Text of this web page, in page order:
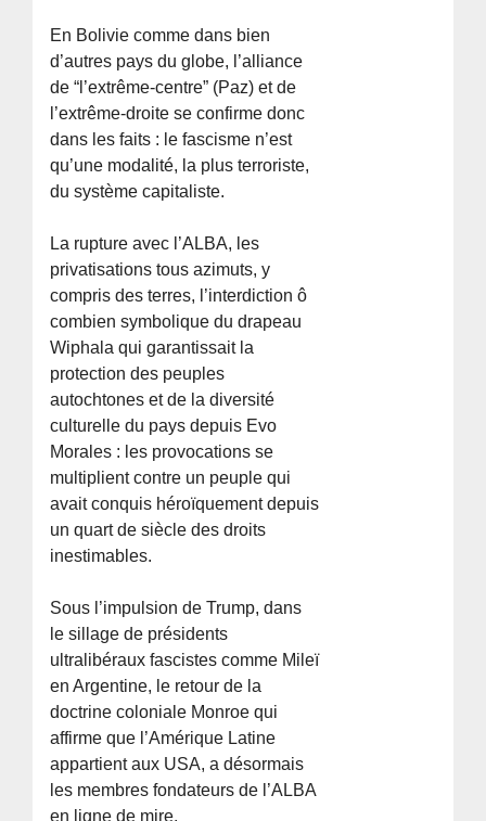
En Bolivie comme dans bien
d’autres pays du globe, l’alliance
de “l’extrême-centre” (Paz) et de
l’extrême-droite se confirme donc
dans les faits : le fascisme n’est
qu’une modalité, la plus terroriste,
du système capitaliste.
La rupture avec l’ALBA, les
privatisations tous azimuts, y
compris des terres, l’interdiction ô
combien symbolique du drapeau
Wiphala qui garantissait la
protection des peuples
autochtones et de la diversité
culturelle du pays depuis Evo
Morales : les provocations se
multiplient contre un peuple qui
avait conquis héroïquement depuis
un quart de siècle des droits
inestimables.
Sous l’impulsion de Trump, dans
le sillage de présidents
ultralibéraux fascistes comme Mileï
en Argentine, le retour de la
doctrine coloniale Monroe qui
affirme que l’Amérique Latine
appartient aux USA, a désormais
les membres fondateurs de l’ALBA
en ligne de mire.